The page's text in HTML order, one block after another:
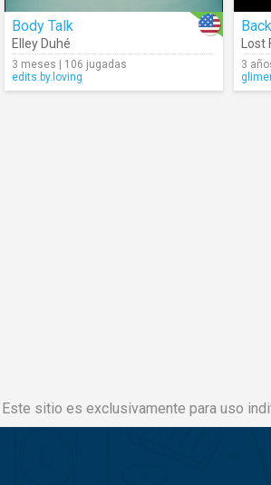
Meduza
Body Talk
Elley Duhé
3 meses | 106 jugadas
edits.by.loving
3
Este sitio es exclusivamente para uso